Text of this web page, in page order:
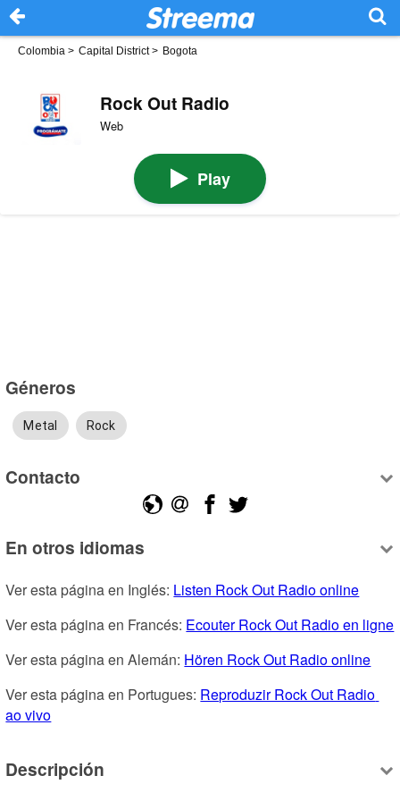
Colombia > Capital District> Bogota
Rock Out Radio
Web
Play
Géneros
Metal Rock
Contacto
En otros idiomas
Ver esta página en Inglés: Listen Rock Out Radio online
Ver esta página en Francés: Ecouter Rock Out Radio en ligne
Ver esta página en Alemán: Hören Rock Out Radio online
Ver esta página en Portugues: Reproduzir Rock Out Radio
ao vivo
Descripción